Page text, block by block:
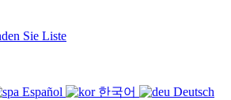
Sie Liste
Español 한국어
Deutsch